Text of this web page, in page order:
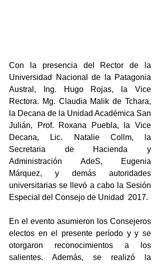
Con la presencia del Rector de la
Universidad Nacional de la Patagonia
Austral, Ing. Hugo Rojas, la Vice
Rectora. Mg. Claudia Malik de Tchara,
la Decana de la Unidad Académica San
Julián, Prof. Roxana Puebla, la Vice
Decana, Lic. Natalie Collm, la
Secretaria de Hacienda y
Administración AdeS, Eugenia
Márquez, y demás autoridades
universitarias se llevó a cabo la Sesión
Especial del Consejo de Unidad  2017.
En el evento asumieron los Consejeros
electos en el presente período y y se
otorgaron reconocimientos a los
salientes. Además, se realizó la